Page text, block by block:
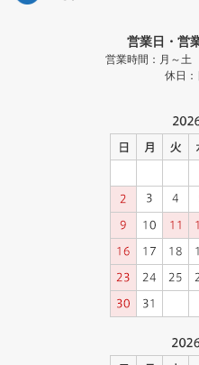
営業日・営
営業時間：月～
休日：